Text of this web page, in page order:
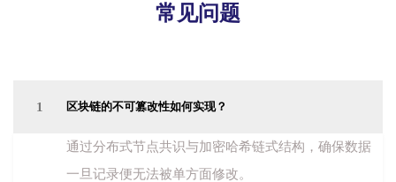
常见问题
1 区块链的不可篡改性如何实现？
通过分布式节点共识与加密哈希链式结构，确保数据
一旦记录便无法被单方面修改。